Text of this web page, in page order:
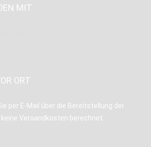
MIT
ORT
per E-Mail über die Bereitstellung der
keine Versandkosten berechnet.